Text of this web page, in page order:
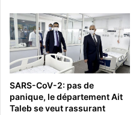
SARS-CoV-2: pas de
panique, le département Ait
Taleb se veut rassurant